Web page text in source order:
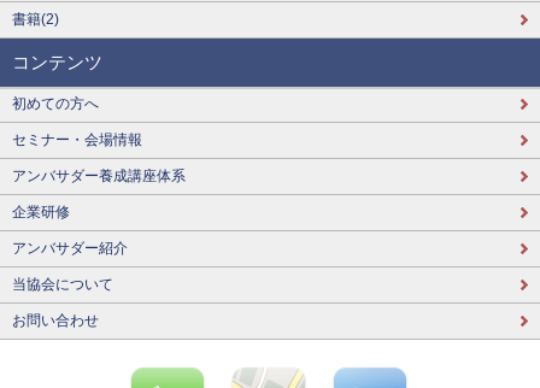
書籍(2)
コンテンツ
初めての方へ
セミナー・会場情報
アンバサダー養成講座体系
企業研修
アンバサダー紹介
当協会について
お問い合わせ